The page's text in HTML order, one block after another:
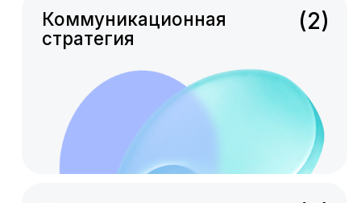
Если у вас уже есть
стратегия, гибко